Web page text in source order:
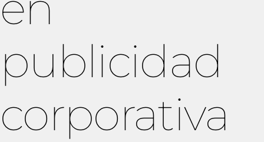
publicidad
corporativa